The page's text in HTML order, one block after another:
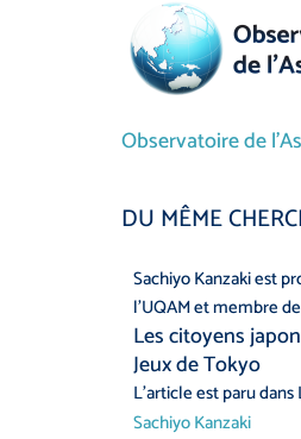
Les citoyens japonais,
grands perdants des Jeux
L’article est paru dans LE DEVOIR
au-
Observatoire de
DU MÊME
Sachiyo Kanzaki est
l’UQAM et membre
Les citoyens
Jeux de Tokyo
L’article est paru dans
Sachiyo Kanzaki